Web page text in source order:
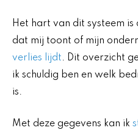
Het hart van dit systeem
dat mij toont of mijn
verlies lijdt. Dit overzicht
ik schuldig ben en welk
is.
Met deze gegevens kan ik